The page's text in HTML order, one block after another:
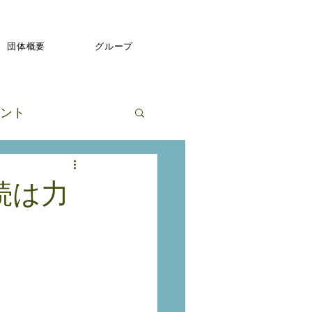
団体概要 グループ
ト
は力